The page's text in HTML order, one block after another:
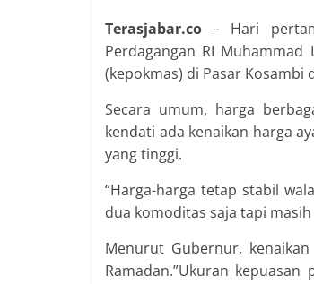
Terasjabar.co – Hari
Perdagangan RI
(kepokmas) di Pasar Kosambi
Secara umum, harga
kendati ada kenaikan harga
yang tinggi.
“Harga-harga tetap stabil
dua komoditas saja tapi
Menurut Gubernur,
Ramadan.”Ukuran